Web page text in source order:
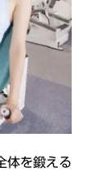
体を鍛える